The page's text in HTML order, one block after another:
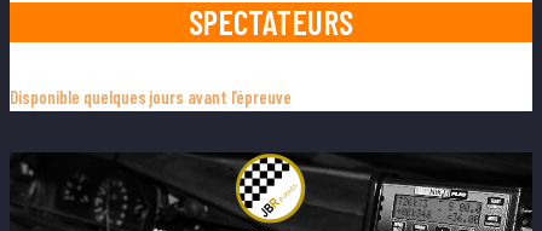
SPECTATEURS
Disponible quelques jours avant l’épreuve